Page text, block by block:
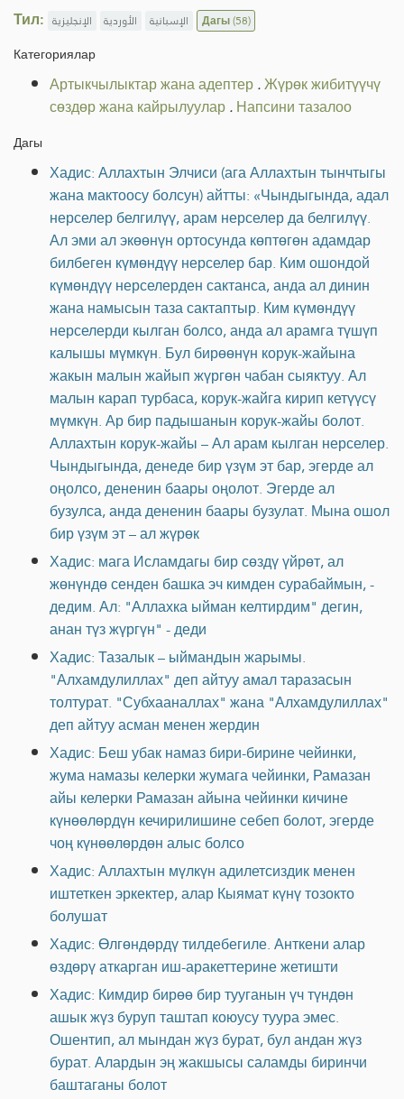
Тил: الإنجليزية الأوردية الإسبانية Дагы(58)
Категориялар
Артыкчылыктар жана адептер.Жүрөк жибитүүчү
сөздөр жана кайрылуулар.Напсини тазалоо
Дагы
Хадис: Аллахтын Элчиси (ага Аллахтын тынчтыгы
жана мактоосу болсун) айтты: «Чындыгында, адал
нерселер белгилүү, арам нерселер да белгилүү.
Ал эми ал экөөнүн ортосунда көптөгөн адамдар
билбеген күмөндүү нерселер бар. Ким ошондой
күмөндүү нерселерден сактанса, анда ал динин
жана намысын таза сактаптыр. Ким күмөндүү
нерселерди кылган болсо, анда ал арамга түшүп
калышы мүмкүн. Бул бирөөнүн корук-жайына
жакын малын жайып жүргөн чабан сыяктуу. Ал
малын карап турбаса, корук-жайга кирип кетүүсү
мүмкүн. Ар бир падышанын корук-жайы болот.
Аллахтын корук-жайы – Ал арам кылган нерселер.
Чындыгында, денеде бир үзүм эт бар, эгерде ал
оңолсо, дененин баары оңолот. Эгерде ал
бузулса, анда дененин баары бузулат. Мына ошол
бир үзүм эт – ал жүрөк
Хадис: мага Исламдагы бир сөздү үйрөт, ал
жөнүндө сенден башка эч кимден сурабаймын, -
дедим. Ал: "Аллахка ыйман келтирдим" дегин,
анан түз жүргүн" - деди
Хадис: Тазалык – ыймандын жарымы.
"Алхамдулиллах" деп айтуу амал таразасын
толтурат. "Субхааналлах" жана "Алхамдулиллах"
деп айтуу асман менен жердин
Хадис: Беш убак намаз бири-бирине чейинки,
жума намазы келерки жумага чейинки, Рамазан
айы келерки Рамазан айына чейинки кичине
күнөөлөрдүн кечирилишине себеп болот, эгерде
чоң күнөөлөрдөн алыс болсо
Хадис: Аллахтын мүлкүн адилетсиздик менен
иштеткен эркектер, алар Кыямат күнү тозокто
болушат
Хадис: Өлгөндөрдү тилдебегиле. Анткени алар
өздөрү аткарган иш-аракеттерине жетишти
Хадис: Кимдир бирөө бир тууганын үч түндөн
ашык жүз буруп таштап коюусу туура эмес.
Ошентип, ал мындан жүз бурат, бул андан жүз
бурат. Алардын эң жакшысы саламды биринчи
баштаганы болот